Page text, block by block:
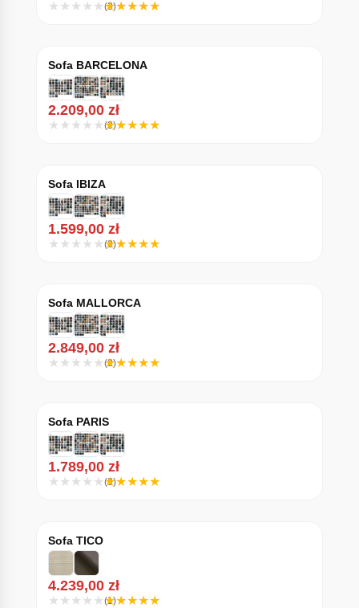
(3)
Sofa BARCELONA
2.209,00 zł
(2)
Sofa IBIZA
1.599,00 zł
(3)
Sofa MALLORCA
2.849,00 zł
(2)
Sofa PARIS
1.789,00 zł
(3)
Sofa TICO
4.239,00 zł
(1)